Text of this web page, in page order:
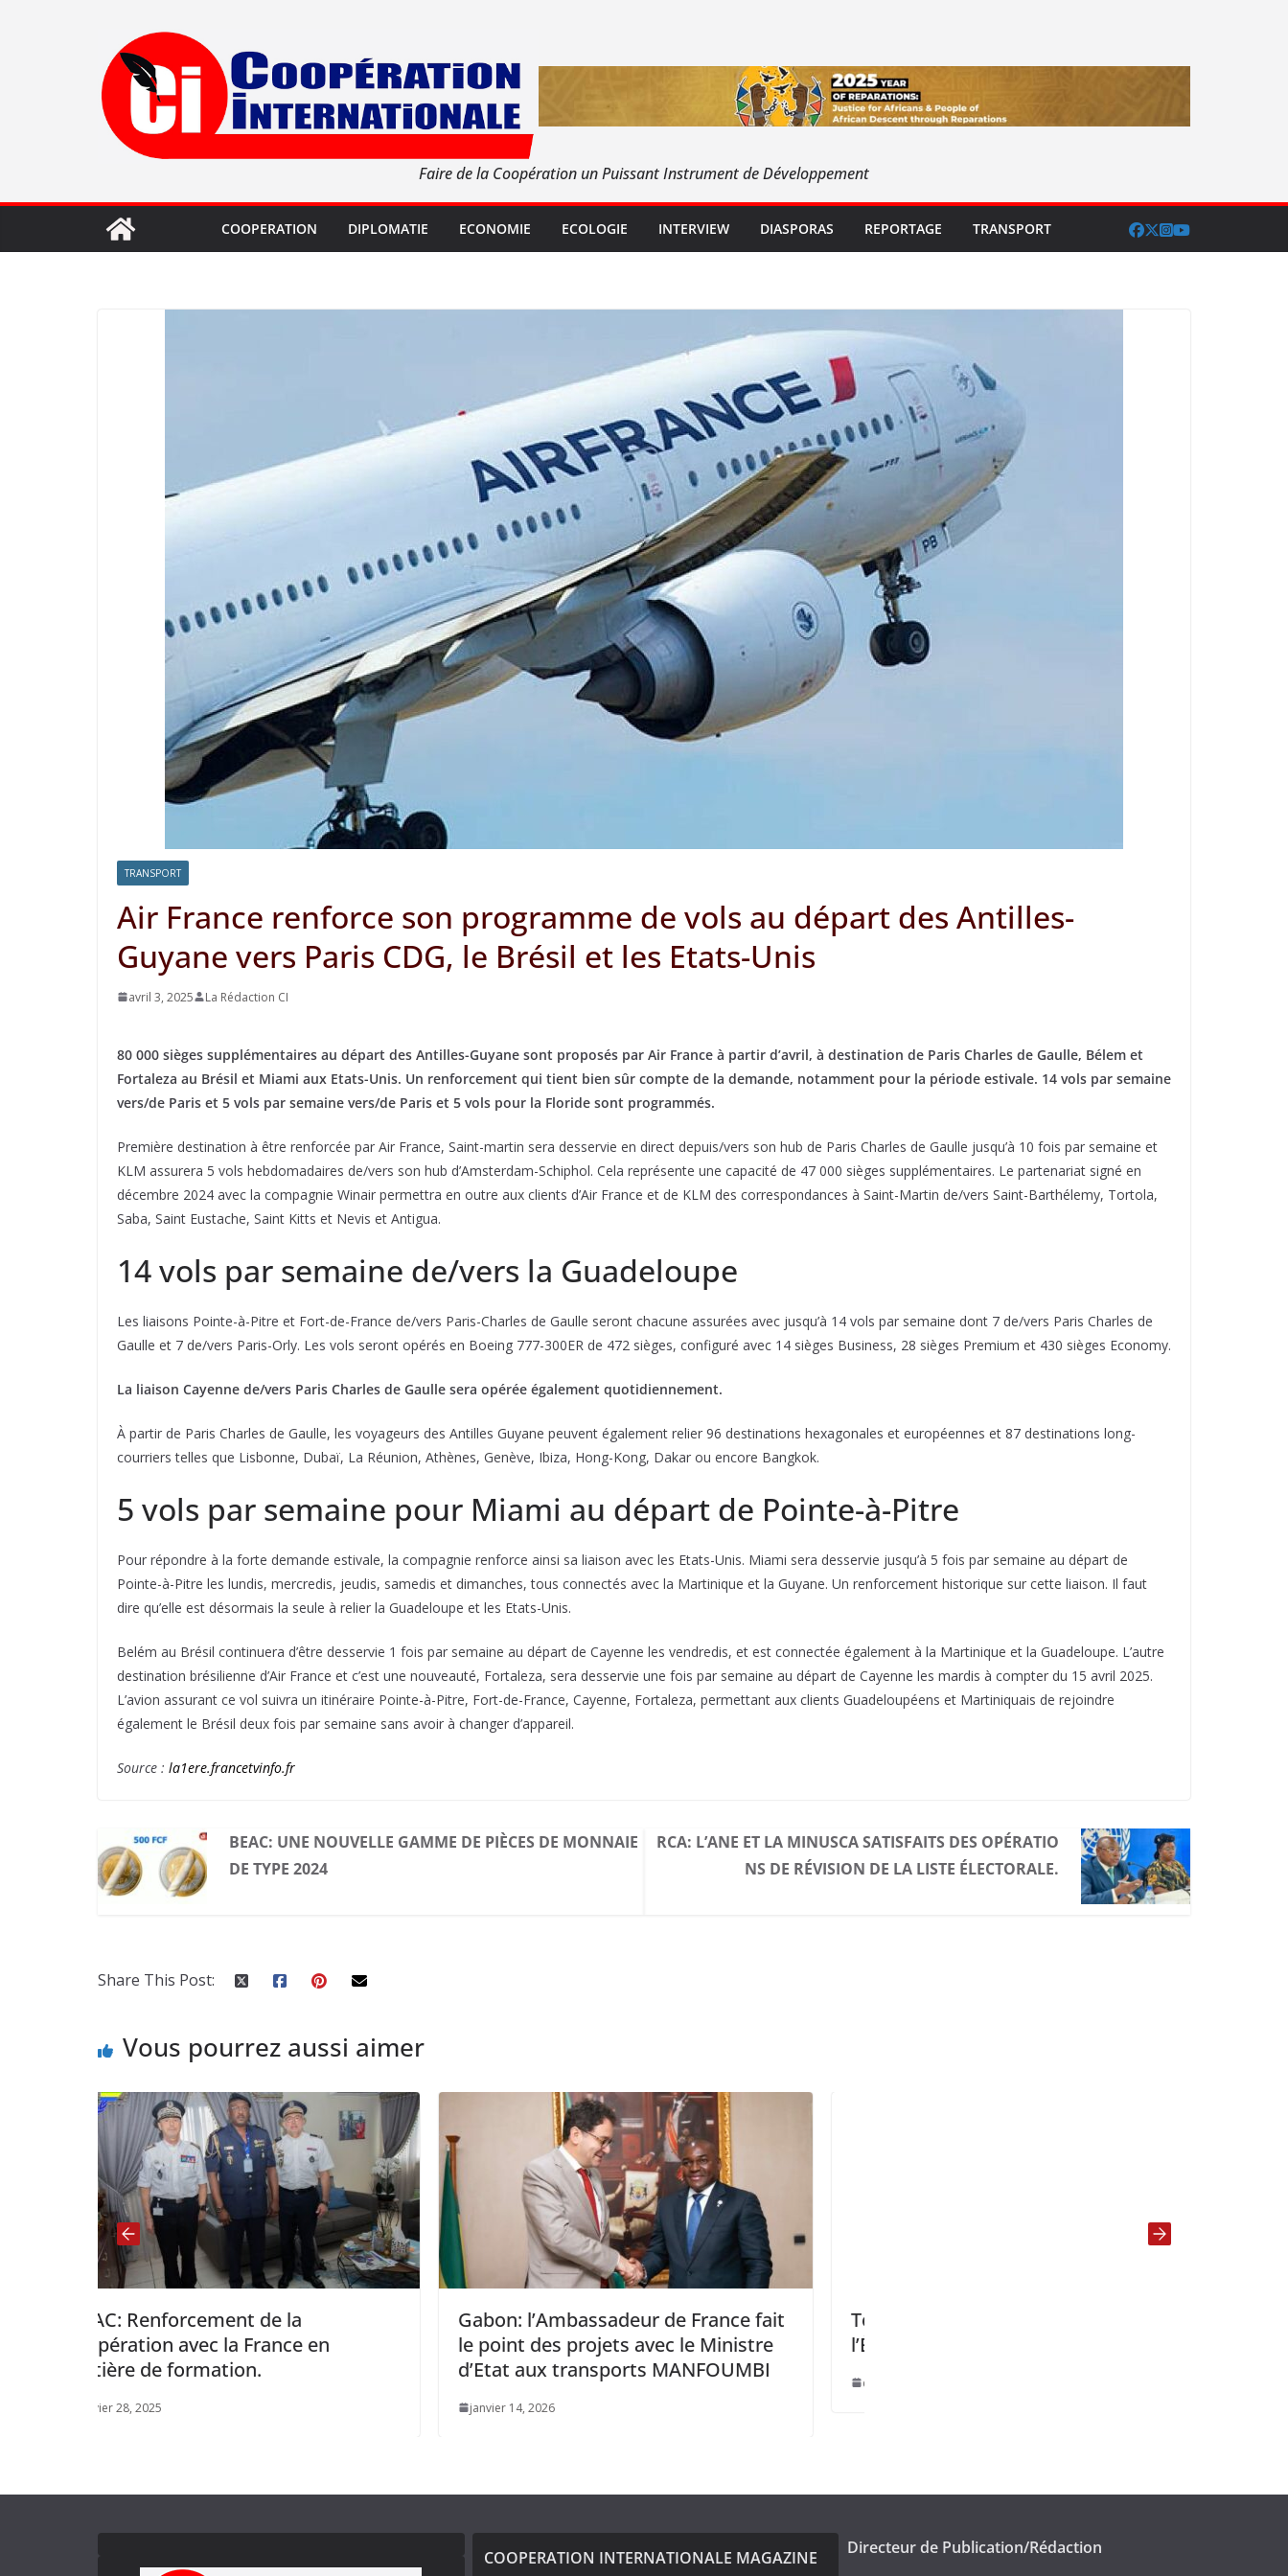
Faire de la Coopération un Puissant Instrument de Développement
COOPERATION DIPLOMATIE ECONOMIE ECOLOGIE INTERVIEW DIASPORAS REPORTAGE TRANSPORT
TRANSPORT
Air France renforce son programme de vols au départ des Antilles-
Guyane vers Paris CDG, le Brésil et les Etats-Unis
avril 3, 2025 La Rédaction CI
80 000 sièges supplémentaires au départ des Antilles-Guyane sont proposés par Air France à partir d’avril, à destination de Paris Charles de Gaulle, Bélem et
Fortaleza au Brésil et Miami aux Etats-Unis. Un renforcement qui tient bien sûr compte de la demande, notamment pour la période estivale. 14 vols par semaine
vers/de Paris et 5 vols par semaine vers/de Paris et 5 vols pour la Floride sont programmés.
Première destination à être renforcée par Air France, Saint-martin sera desservie en direct depuis/vers son hub de Paris Charles de Gaulle jusqu’à 10 fois par semaine et
KLM assurera 5 vols hebdomadaires de/vers son hub d’Amsterdam-Schiphol. Cela représente une capacité de 47 000 sièges supplémentaires. Le partenariat signé en
décembre 2024 avec la compagnie Winair permettra en outre aux clients d’Air France et de KLM des correspondances à Saint-Martin de/vers Saint-Barthélemy, Tortola,
Saba, Saint Eustache, Saint Kitts et Nevis et Antigua.
14 vols par semaine de/vers la Guadeloupe
Les liaisons Pointe-à-Pitre et Fort-de-France de/vers Paris-Charles de Gaulle seront chacune assurées avec jusqu’à 14 vols par semaine dont 7 de/vers Paris Charles de
Gaulle et 7 de/vers Paris-Orly. Les vols seront opérés en Boeing 777-300ER de 472 sièges, configuré avec 14 sièges Business, 28 sièges Premium et 430 sièges Economy.
La liaison Cayenne de/vers Paris Charles de Gaulle sera opérée également quotidiennement.
À partir de Paris Charles de Gaulle, les voyageurs des Antilles Guyane peuvent également relier 96 destinations hexagonales et européennes et 87 destinations long-
courriers telles que Lisbonne, Dubaï, La Réunion, Athènes, Genève, Ibiza, Hong-Kong, Dakar ou encore Bangkok.
5 vols par semaine pour Miami au départ de Pointe-à-Pitre
Pour répondre à la forte demande estivale, la compagnie renforce ainsi sa liaison avec les Etats-Unis. Miami sera desservie jusqu’à 5 fois par semaine au départ de
Pointe-à-Pitre les lundis, mercredis, jeudis, samedis et dimanches, tous connectés avec la Martinique et la Guyane. Un renforcement historique sur cette liaison. Il faut
dire qu’elle est désormais la seule à relier la Guadeloupe et les Etats-Unis.
Belém au Brésil continuera d’être desservie 1 fois par semaine au départ de Cayenne les vendredis, et est connectée également à la Martinique et la Guadeloupe. L’autre
destination brésilienne d’Air France et c’est une nouveauté, Fortaleza, sera desservie une fois par semaine au départ de Cayenne les mardis à compter du 15 avril 2025.
L’avion assurant ce vol suivra un itinéraire Pointe-à-Pitre, Fort-de-France, Cayenne, Fortaleza, permettant aux clients Guadeloupéens et Martiniquais de rejoindre
également le Brésil deux fois par semaine sans avoir à changer d’appareil.
Source : la1ere.francetvinfo.fr
BEAC: UNE NOUVELLE GAMME DE PIÈCES DE MONNAIE
DE TYPE 2024
RCA: L’ANE ET LA MINUSCA SATISFAITS DES OPÉRATIO
NS DE RÉVISION DE LA LISTE ÉLECTORALE.
Share This Post:
Vous pourrez aussi aimer
France en
Gabon: l’Ambassadeur de France fait
le point des projets avec le Ministre
d’Etat aux transports MANFOUMBI
Togo: l’ASECNA félicite le chef de
l’État togolais pour son leadership
COOPERATION INTERNATIONALE MAGAZINE
Directeur de Publication/Rédaction